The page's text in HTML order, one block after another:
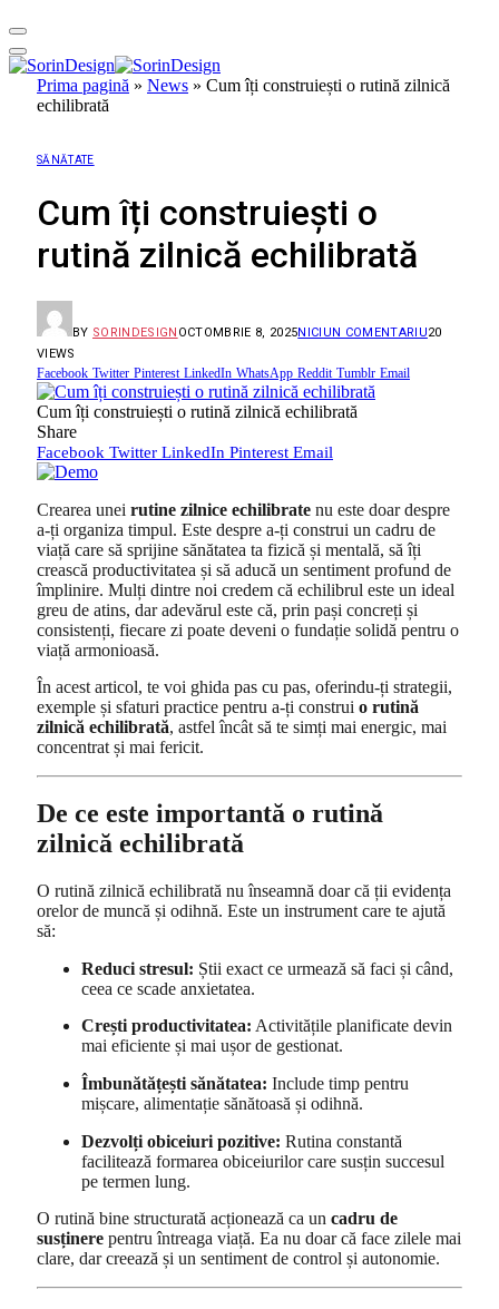
Prima pagină » News » Cum îți construiești o rutină zilnică
echilibrată
SĂNĂTATE
Cum îți construiești o
rutină zilnică echilibrată
BY SORINDESIGN OCTOMBRIE 8, 2025NICIUN COMENTARIU20
VIEWS
Facebook Twitter Pinterest LinkedIn WhatsApp Reddit Tumblr Email
Cum îți construiești o rutină zilnică echilibrată
Share
Facebook Twitter LinkedIn Pinterest Email
Crearea unei rutine zilnice echilibrate nu este doar despre
a-ți organiza timpul. Este despre a-ți construi un cadru de
viață care să sprijine sănătatea ta fizică și mentală, să îți
crească productivitatea și să aducă un sentiment profund de
împlinire. Mulți dintre noi credem că echilibrul este un ideal
greu de atins, dar adevărul este că, prin pași concreți și
consistenți, fiecare zi poate deveni o fundație solidă pentru o
viață armonioasă.
În acest articol, te voi ghida pas cu pas, oferindu-ți strategii,
exemple și sfaturi practice pentru a-ți construi o rutină
zilnică echilibrată, astfel încât să te simți mai energic, mai
concentrat și mai fericit.
De ce este importantă o rutină
zilnică echilibrată
O rutină zilnică echilibrată nu înseamnă doar că ții evidența
orelor de muncă și odihnă. Este un instrument care te ajută
să:
Reduci stresul: Știi exact ce urmează să faci și când,
ceea ce scade anxietatea.
Crești productivitatea: Activitățile planificate devin
mai eficiente și mai ușor de gestionat.
Îmbunătățești sănătatea: Include timp pentru
mișcare, alimentație sănătoasă și odihnă.
Dezvolți obiceiuri pozitive: Rutina constantă
facilitează formarea obiceiurilor care susțin succesul
pe termen lung.
O rutină bine structurată acționează ca un cadru de
susținere pentru întreaga viață. Ea nu doar că face zilele mai
clare, dar creează și un sentiment de control și autonomie.